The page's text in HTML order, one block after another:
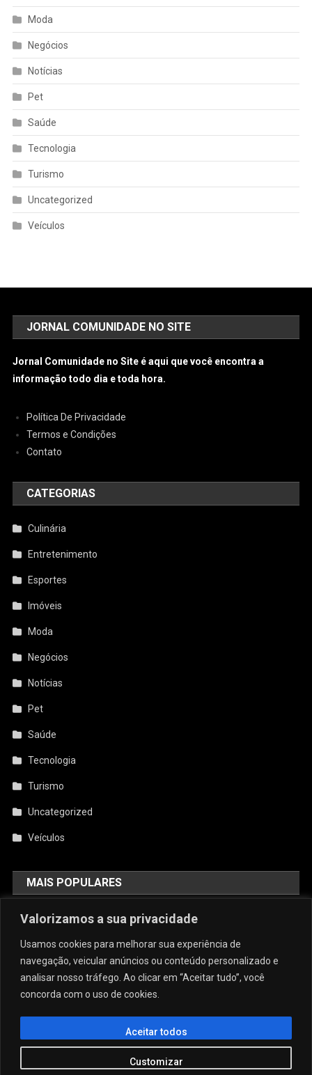
Valorizamos a sua privacidade
Usamos cookies para melhorar sua experiência de
navegação, veicular anúncios ou conteúdo personalizado e
analisar nosso tráfego. Ao clicar em “Aceitar tudo”, você
concorda com o uso de cookies.
Customizar
Aceitar todos
Moda
Negócios
Notícias
Pet
Saúde
Tecnologia
Turismo
Uncategorized
Veículos
JORNAL COMUNIDADE NO SITE
Jornal Comunidade no Site é aqui que você encontra a
informação todo dia e toda hora.
Política De Privacidade
Termos e Condições
Contato
CATEGORIAS
Culinária
Entretenimento
Esportes
Imóveis
Moda
Negócios
Notícias
Pet
Saúde
Tecnologia
Turismo
Uncategorized
Veículos
MAIS POPULARES
AquiCupom: O Melhor Site De
Conforto E Sofisticação: O Charme
Para As Estações Frias
julho 29, 2026 admin